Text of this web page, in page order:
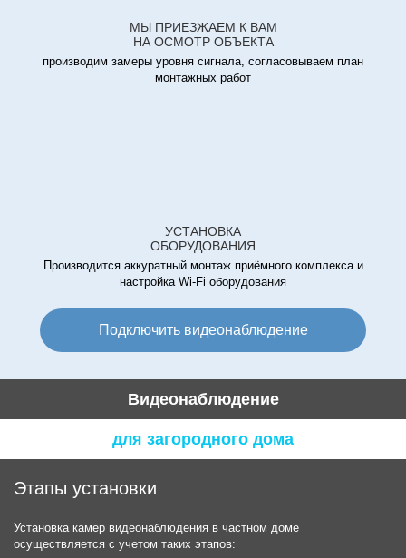
МЫ ПРИЕЗЖАЕМ К ВАМ
НА ОСМОТР ОБЪЕКТА
производим замеры уровня сигнала, согласовываем план
монтажных работ
УСТАНОВКА
ОБОРУДОВАНИЯ
Производится аккуратный монтаж приёмного комплекса и
настройка Wi-Fi оборудования
Подключить видеонаблюдение
Видеонаблюдение
для загородного дома
Этапы установки
Установка камер видеонаблюдения в частном доме
осуществляется с учетом таких этапов: